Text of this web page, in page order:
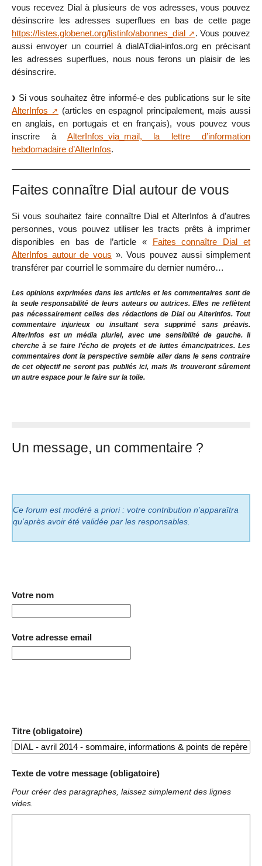
vous recevez Dial à plusieurs de vos adresses, vous pouvez
désinscrire les adresses superflues en bas de cette page
https://listes.globenet.org/listinfo/abonnes_dial
. Vous pouvez
aussi envoyer un courriel à dialATdial-infos.org en précisant
les adresses superflues, nous nous ferons un plaisir de les
désinscrire.
Si vous souhaitez être informé-e des publications sur le site
AlterInfos
(articles en espagnol principalement, mais aussi
en anglais, en portugais et en français), vous pouvez vous
inscrire à AlterInfos_via_mail, la lettre d’information
hebdomadaire d’AlterInfos.
Faites connaître Dial autour de vous
Si vous souhaitez faire connaître Dial et AlterInfos à d’autres
personnes, vous pouvez utiliser les tracts prêts à imprimer
disponibles en bas de l’article « Faites connaître Dial et
AlterInfos autour de vous ». Vous pouvez aussi simplement
transférer par courriel le sommaire du dernier numéro…
Les opinions exprimées dans les articles et les commentaires sont de
la seule responsabilité de leurs auteurs ou autrices. Elles ne reflètent
pas nécessairement celles des rédactions de Dial ou Alterinfos. Tout
commentaire injurieux ou insultant sera supprimé sans préavis.
AlterInfos est un média pluriel, avec une sensibilité de gauche. Il
cherche à se faire l’écho de projets et de luttes émancipatrices. Les
commentaires dont la perspective semble aller dans le sens contraire
de cet objectif ne seront pas publiés ici, mais ils trouveront sûrement
un autre espace pour le faire sur la toile.
Un message, un commentaire ?
Ce forum est modéré a priori : votre contribution n’apparaîtra
qu’après avoir été validée par les responsables.
Votre nom
Votre adresse email
Titre (obligatoire)
Texte de votre message (obligatoire)
Pour créer des paragraphes, laissez simplement des lignes
vides.